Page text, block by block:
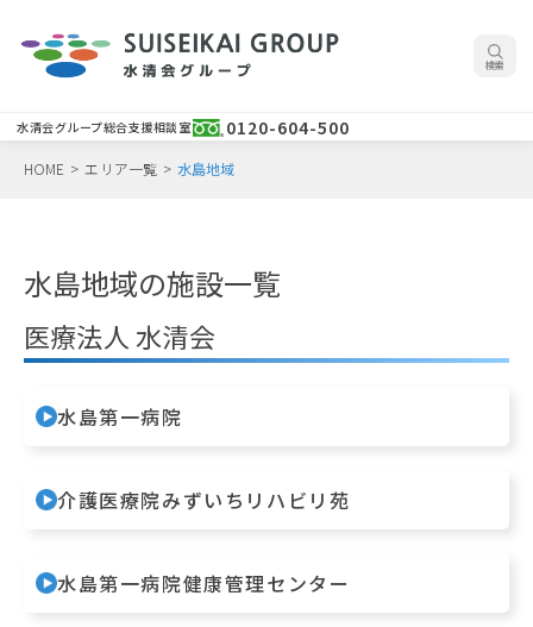
検索
水清会グループ総合支援相談室 0120-604-500
HOME > エリア一覧 > 水島地域
水島地域の施設一覧
医療法人 水清会
水島第一病院
介護医療院みずいちリハビリ苑
水島第一病院健康管理センター